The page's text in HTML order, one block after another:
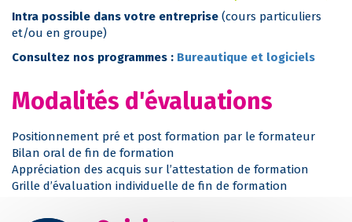
Intra possible dans votre entreprise (cours particuliers
et/ou en groupe)
Consultez nos programmes : Bureautique et logiciels
Modalités d'évaluations
Positionnement pré et post formation par le formateur
Bilan oral de fin de formation
Appréciation des acquis sur l’attestation de formation
Grille d’évaluation individuelle de fin de formation